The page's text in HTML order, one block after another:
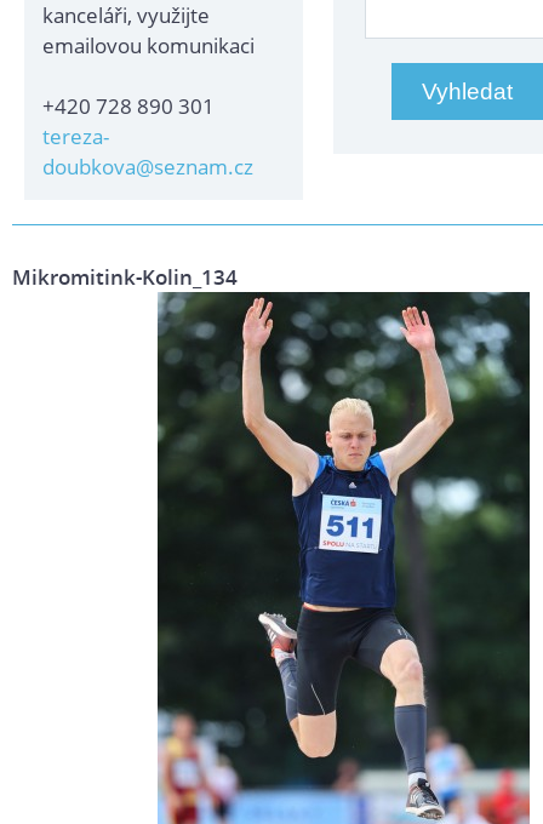
kanceláři, využijte
emailovou komunikaci
+420 728 890 301
tereza-
doubkova@seznam.cz
Mikromitink-Kolin_134